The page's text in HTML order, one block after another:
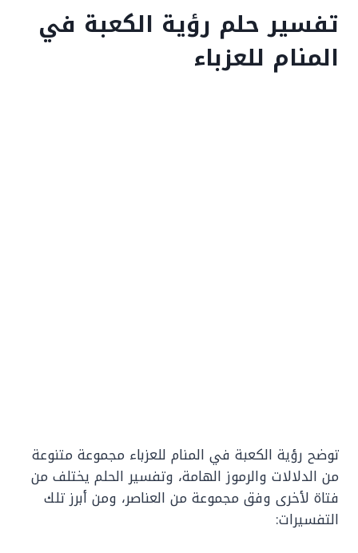
تفسير حلم رؤية الكعبة في
المنام للعزباء
توضح رؤية الكعبة في المنام للعزباء مجموعة متنوعة
من الدلالات والرموز الهامة، وتفسير الحلم يختلف من
فتاة لأخرى وفق مجموعة من العناصر، ومن أبرز تلك
التفسيرات: